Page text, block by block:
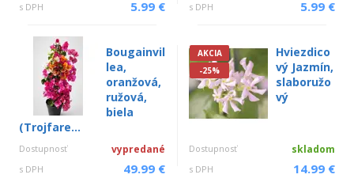
s DPH 5.99 € s DPH 5.99 €
Bougainvil
lea,
oranžová,
ružová,
biela
(Trojfare...
Dostupnosť vypredané
s DPH 49.99 €
AKCIA
-25%
Hviezdico
vý Jazmín,
slaboružo
vý
Dostupnosť skladom
s DPH 14.99 €